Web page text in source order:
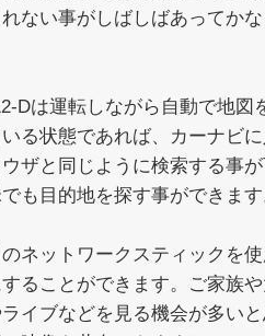
ない事がしばしばあってか
Dは運転しながら自動で地図
る状態であれば、カーナビ
ザと同じように検索する事
も目的地を探す事ができます
のネットワークスティックを
ることができます。ご家族
イブなどを見る機会が多い